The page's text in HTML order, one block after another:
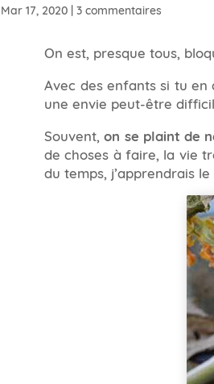
Mar 17, 2020 |3 commentaires
On est, presque tous,
Avec des enfants si tu
une envie peut-être
Souvent,on se plaint de
de choses à faire, la vie
du temps, j’apprendrais